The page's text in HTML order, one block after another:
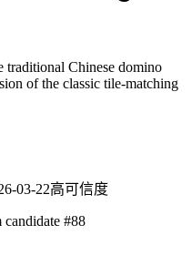
traditional Chinese domino
of the classic tile-matching
03-22高可信度
#88